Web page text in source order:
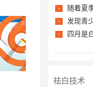
· 随着夏
· 发现青
· 四月是
祛白技术